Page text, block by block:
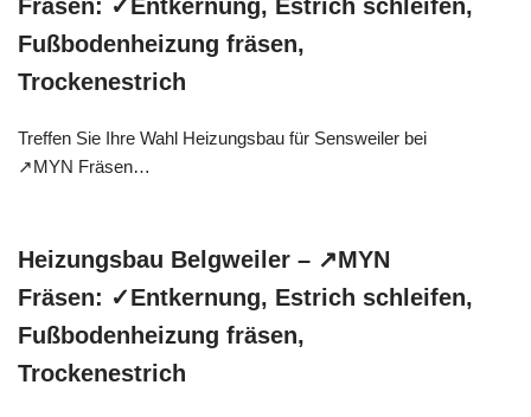
Fräsen: ✓Entkernung, Estrich schleifen,
Fußbodenheizung fräsen,
Trockenestrich
Treffen Sie Ihre Wahl Heizungsbau für Sensweiler bei
↗️MYN Fräsen…
Heizungsbau Belgweiler – ↗️MYN
Fräsen: ✓Entkernung, Estrich schleifen,
Fußbodenheizung fräsen,
Trockenestrich